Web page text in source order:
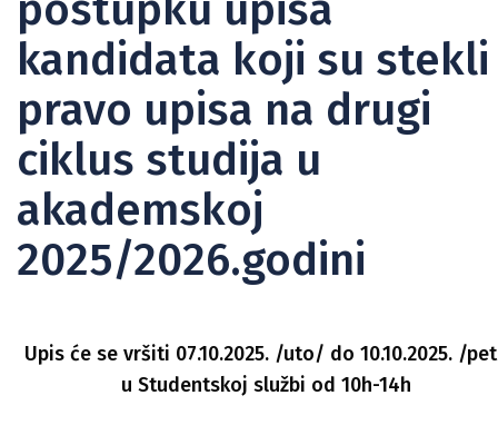
kandidata koji su stekli
pravo upisa na drugi
ciklus studija u
akademskoj
2025/2026.godini
Upis će se vršiti 07.10.2025. /uto/ do 10.10.2025. /
u Studentskoj službi od 10h-14h